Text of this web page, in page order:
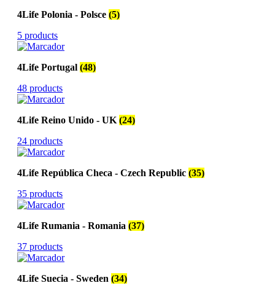
4Life Polonia - Polsce (5)
5 products
4Life Portugal (48)
48 products
4Life Reino Unido - UK (24)
24 products
4Life República Checa - Czech Republic (35)
35 products
4Life Rumania - Romania (37)
37 products
4Life Suecia - Sweden (34)